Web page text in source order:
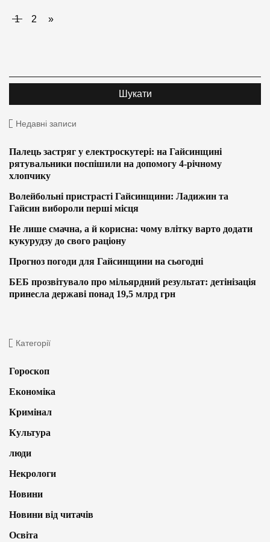
1 2 »
Недавні записи
Палець застряг у електроскутері: на Гайсинщині
рятувальники поспішили на допомогу 4-річному
хлопчику
Волейбольні пристрасті Гайсинщини: Ладижин та
Гайсин вибороли перші місця
Не лише смачна, а й корисна: чому влітку варто додати
кукурудзу до свого раціону
Прогноз погоди для Гайсинщини на сьогодні
БЕБ прозвітувало про мільярдний результат: детінізація
принесла державі понад 19,5 млрд грн
Категорії
Гороскоп
Економіка
Кримінал
Культура
люди
Некрологи
Новини
Новини від читачів
Освіта